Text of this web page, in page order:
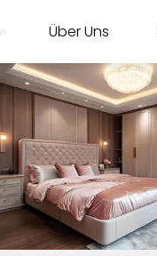
Über Uns